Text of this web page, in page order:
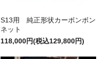
S13用 純正形状カーボンボン
ネット
118,000円(税込129,800円)